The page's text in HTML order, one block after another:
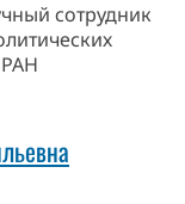
сотрудник